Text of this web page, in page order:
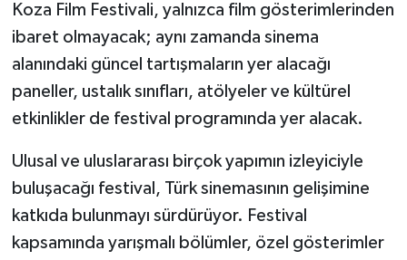
Koza Film Festivali, yalnızca film gösterimlerinden
ibaret olmayacak; aynı zamanda sinema
alanındaki güncel tartışmaların yer alacağı
paneller, ustalık sınıfları, atölyeler ve kültürel
etkinlikler de festival programında yer alacak.
Ulusal ve uluslararası birçok yapımın izleyiciyle
buluşacağı festival, Türk sinemasının gelişimine
katkıda bulunmayı sürdürüyor. Festival
kapsamında yarışmalı bölümler, özel gösterimler